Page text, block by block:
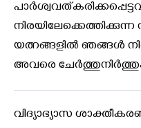
യത്നങ്ങളിൽ ഞങ്ങൾ
അവരെ
വിദ്യാഭ്യാസ